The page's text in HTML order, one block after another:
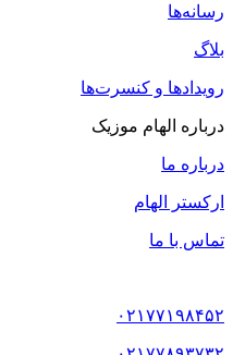
رسانه‌ها
بلاگ
رویدادها و کنسرت‌ها
درباره الهام موزیک
درباره ما
ارکستر الهام
تماس با ما
۰۲۱۷۷۱۹۸۴۵۲